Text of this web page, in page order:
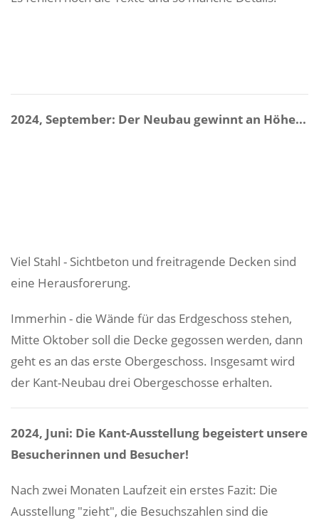
2024, September: Der Neubau gewinnt an Höhe...
Viel Stahl - Sichtbeton und freitragende Decken sind
eine Herausforerung.
Immerhin - die Wände für das Erdgeschoss stehen,
Mitte Oktober soll die Decke gegossen werden, dann
geht es an das erste Obergeschoss. Insgesamt wird
der Kant-Neubau drei Obergeschosse erhalten.
2024, Juni: Die Kant-Ausstellung begeistert unsere
Besucherinnen und Besucher!
Nach zwei Monaten Laufzeit ein erstes Fazit: Die
Ausstellung "zieht", die Besuchszahlen sind die